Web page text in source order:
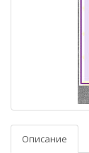
Описание